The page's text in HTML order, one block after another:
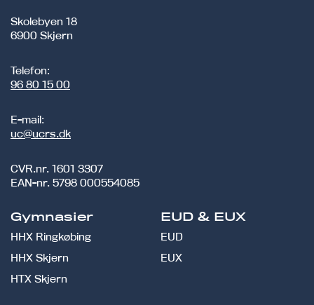
Skolebyen 18
6900 Skjern
Telefon:
96 80 15 00
E-mail:
uc@ucrs.dk
CVR.nr. 1601 3307
EAN-nr. 5798 000554085
Gymnasier
HHX Ringkøbing
HHX Skjern
HTX Skjern
EUD & EUX
EUD
EUX